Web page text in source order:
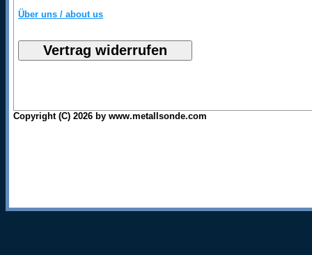
Über uns / about us
Copyright (C) 2026 by www.metallsonde.com